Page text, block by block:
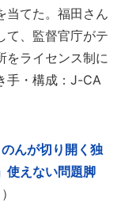
当てた。福田さん
て、監督官庁がテ
をライセンス制に
手・構成：J-CA
んが切り開く独
使えない問題脚